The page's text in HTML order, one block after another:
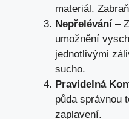
materiál.
Nepřelévání –
umožnění
jednotlivými
sucho.
Pravidelná
půda správnou
zaplavení.